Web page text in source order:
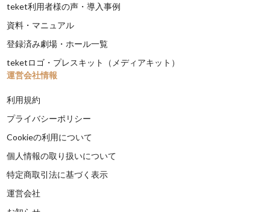
teket利用者様の声・導入事例
資料・マニュアル
登録済み劇場・ホール一覧
teketロゴ・プレスキット（メディアキット）
運営会社情報
利用規約
プライバシーポリシー
Cookieの利用について
個人情報の取り扱いについて
特定商取引法に基づく表示
運営会社